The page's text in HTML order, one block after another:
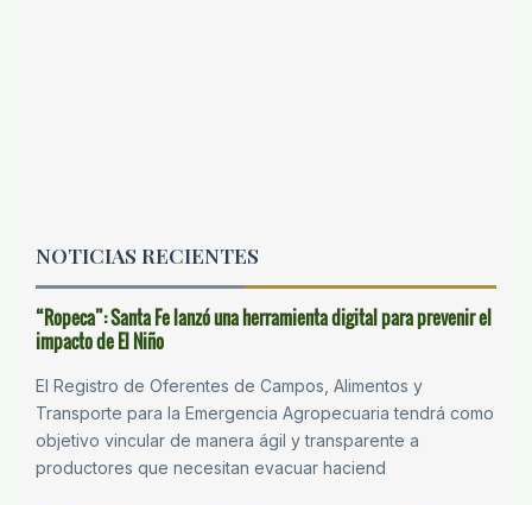
NOTICIAS RECIENTES
“Ropeca”: Santa Fe lanzó una herramienta digital para prevenir el
impacto de El Niño
El Registro de Oferentes de Campos, Alimentos y
Transporte para la Emergencia Agropecuaria tendrá como
objetivo vincular de manera ágil y transparente a
productores que necesitan evacuar haciend